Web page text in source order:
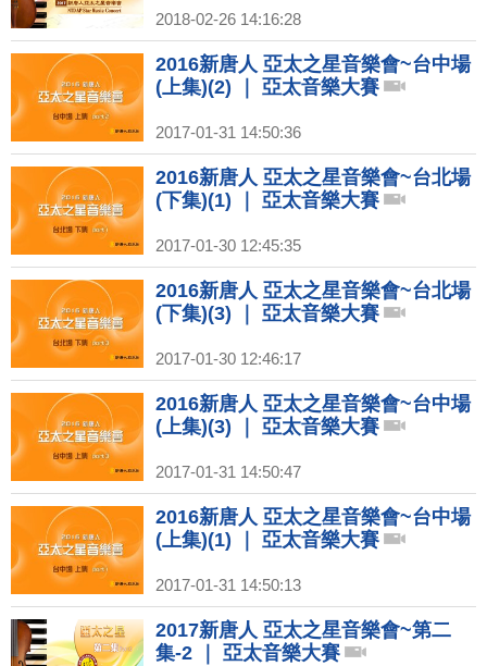
2018-02-26 14:16:28
2016新唐人 亞太之星音樂會~台中場
(上集)(2) ｜ 亞太音樂大賽
2017-01-31 14:50:36
2016新唐人 亞太之星音樂會~台北場
(下集)(1) ｜ 亞太音樂大賽
2017-01-30 12:45:35
2016新唐人 亞太之星音樂會~台北場
(下集)(3) ｜ 亞太音樂大賽
2017-01-30 12:46:17
2016新唐人 亞太之星音樂會~台中場
(上集)(3) ｜ 亞太音樂大賽
2017-01-31 14:50:47
2016新唐人 亞太之星音樂會~台中場
(上集)(1) ｜ 亞太音樂大賽
2017-01-31 14:50:13
2017新唐人 亞太之星音樂會~第二
集-2 ｜ 亞太音樂大賽